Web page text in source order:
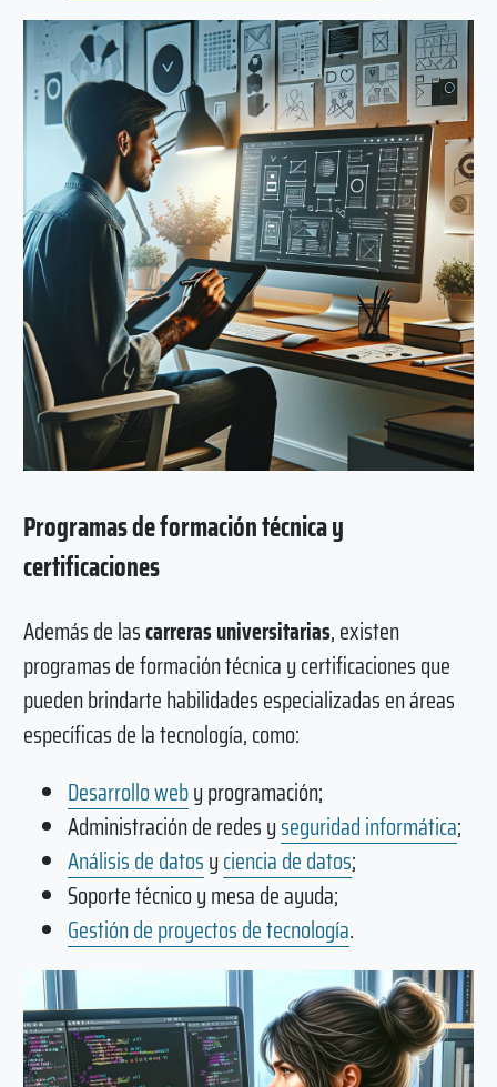
Programas de formación técnica y
certificaciones
Además de lascarreras universitarias, existen
programas de formación técnica y certificaciones que
pueden brindarte habilidades especializadas en áreas
específicas de la tecnología, como:
Desarrollo weby programación;
Administración de redes yseguridad informática;
Análisis de datosyciencia de datos;
Soporte técnico y mesa de ayuda;
Gestión de proyectos de tecnología.